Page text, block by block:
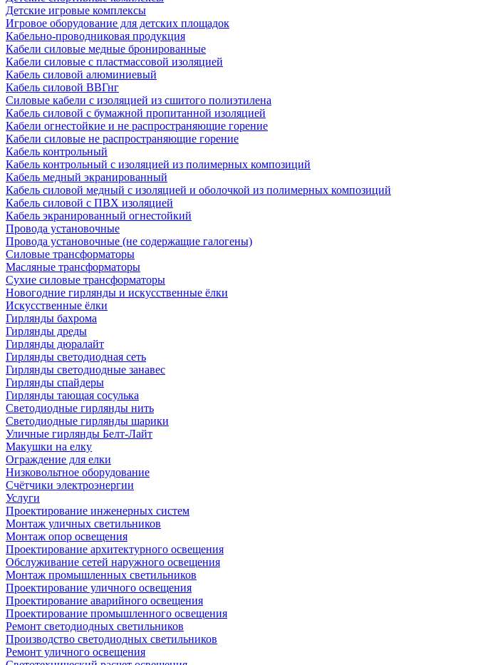
Детские игровые комплексы
Игровое оборудование для детских площадок
Кабельно-проводниковая продукция
Кабели силовые медные бронированные
Кабели силовые с пластмассовой изоляцией
Кабель силовой алюминиевый
Кабель силовой ВВГнг
Силовые кабели с изоляцией из сшитого полиэтилена
Кабель силовой с бумажной пропитанной изоляцией
Кабели огнестойкие и не распространяющие горение
Кабели силовые не распространяющие горение
Кабель контрольный
Кабель контрольный с изоляцией из полимерных композиций
Кабель медный экранированный
Кабель силовой медный с изоляцией и оболочкой из полимерных композиций
Кабель силовой с ПВХ изоляцией
Кабель экранированный огнестойкий
Провода установочные
Провода установочные (не содержащие галогены)
Силовые трансформаторы
Масляные трансформаторы
Сухие силовые трансформаторы
Новогодние гирлянды и искусственные ёлки
Искусственные ёлки
Гирлянды бахрома
Гирлянды дреды
Гирлянды дюралайт
Гирлянды светодиодная сеть
Гирлянды светодиодные занавес
Гирлянды спайдеры
Гирлянды тающая сосулька
Светодиодные гирлянды нить
Светодиодные гирлянды шарики
Уличные гирлянды Белт-Лайт
Макушки на елку
Ограждение для елки
Низковольтное оборудование
Счётчики электроэнергии
Услуги
Проектирование инженерных систем
Монтаж уличных светильников
Монтаж опор освещения
Проектирование архитектурного освещения
Обслуживание сетей наружного освещения
Монтаж промышленных светильников
Проектирование уличного освещения
Проектирование аварийного освещения
Проектирование промышленного освещения
Ремонт светодиодных светильников
Производство светодиодных светильников
Ремонт уличного освещения